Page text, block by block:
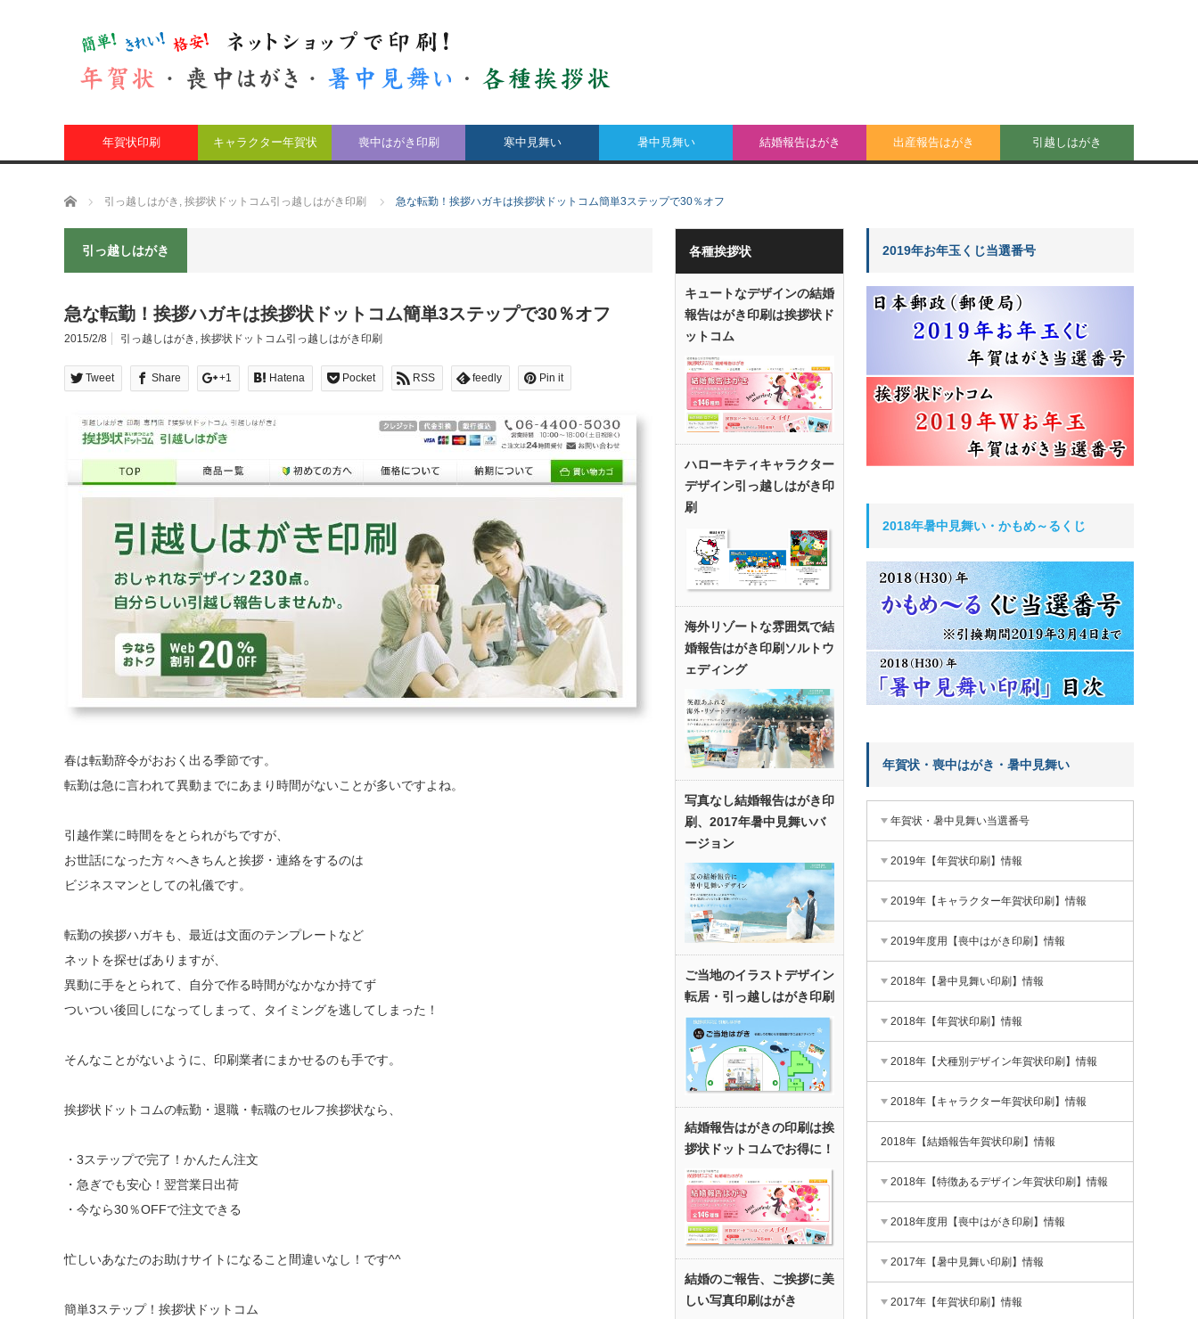
年賀状印刷 キャラクター年賀状 喪中はがき印刷 寒中見舞い 暑中見舞い 結婚報告はがき 出産報告はがき 引越しはがき
ホーム 引っ越しはがき , 挨拶状ドットコム引っ越しはがき印刷 急な転勤！挨拶ハガキは挨拶状ドットコム簡単3ステップで30％オフ
引っ越しはがき
急な転勤！挨拶ハガキは挨拶状ドットコム簡単3ステップで30％オフ
2015/2/8 引っ越しはがき , 挨拶状ドットコム引っ越しはがき印刷
Tweet Share +1 Hatena Pocket RSS feedly Pin it
春は転勤辞令がおおく出る季節です。
転勤は急に言われて異動までにあまり時間がないことが多いですよね。
引越作業に時間ををとられがちですが、
お世話になった方々へきちんと挨拶・連絡をするのは
ビジネスマンとしての礼儀です。
転勤の挨拶ハガキも、最近は文面のテンプレートなど
ネットを探せばありますが、
異動に手をとられて、自分で作る時間がなかなか持てず
ついつい後回しになってしまって、タイミングを逃してしまった！
そんなことがないように、印刷業者にまかせるのも手です。
挨拶状ドットコムの転勤・退職・転職のセルフ挨拶状なら、
・3ステップで完了！かんたん注文
・急ぎでも安心！翌営業日出荷
・今なら30％OFFで注文できる
忙しいあなたのお助けサイトになること間違いなし！です^^
簡単3ステップ！挨拶状ドットコム
各種挨拶状
キュートなデザインの結婚
報告はがき印刷は挨拶状ド
ットコム
ハローキティキャラクター
デザイン引っ越しはがき印
刷
海外リゾートな雰囲気で結
婚報告はがき印刷ソルトウ
ェディング
写真なし結婚報告はがき印
刷、2017年暑中見舞いバ
ージョン
ご当地のイラストデザイン
転居・引っ越しはがき印刷
結婚報告はがきの印刷は挨
拶状ドットコムでお得に！
結婚のご報告、ご挨拶に美
しい写真印刷はがき
2019年お年玉くじ当選番号
2018年暑中見舞い・かもめ～るくじ
年賀状・喪中はがき・暑中見舞い
年賀状・暑中見舞い当選番号
2019年【年賀状印刷】情報
2019年【キャラクター年賀状印刷】情報
2019年度用【喪中はがき印刷】情報
2018年【暑中見舞い印刷】情報
2018年【年賀状印刷】情報
2018年【犬種別デザイン年賀状印刷】情報
2018年【キャラクター年賀状印刷】情報
2018年【結婚報告年賀状印刷】情報
2018年【特徴あるデザイン年賀状印刷】情報
2018年度用【喪中はがき印刷】情報
2017年【暑中見舞い印刷】情報
2017年【年賀状印刷】情報